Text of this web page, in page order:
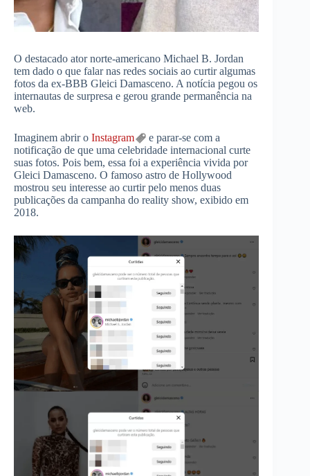
O destacado ator norte-americano Michael B. Jordan
tem dado o que falar nas redes sociais ao curtir algumas
fotos da ex-BBB Gleici Damasceno. A notícia pegou os
internautas de surpresa e gerou grande permanência na
web.
Imaginem abrir o Instagram
e parar-se com a
notificação de que uma celebridade internacional curte
suas fotos. Pois bem, essa foi a experiência vivida por
Gleici Damasceno. O famoso astro de Hollywood
mostrou seu interesse ao curtir pelo menos duas
publicações da campanha do reality show, exibido em
2018.